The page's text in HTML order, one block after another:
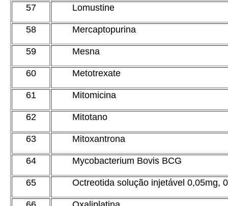
57 Lomustine
58 Mercaptopurina
59 Mesna
60 Metotrexate
61 Mitomicina
62 Mitotano
63 Mitoxantrona
64 Mycobacterium Bovis BCG
65 Octreotida solução injetável 0,05mg,